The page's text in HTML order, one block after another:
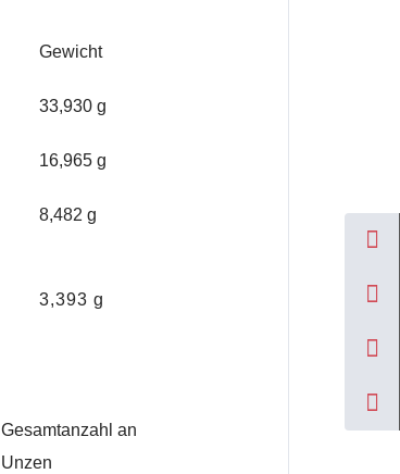
Gewicht
33,930 g
16,965 g
8,482 g
3,393 g
Gesamtanzahl an
Unzen